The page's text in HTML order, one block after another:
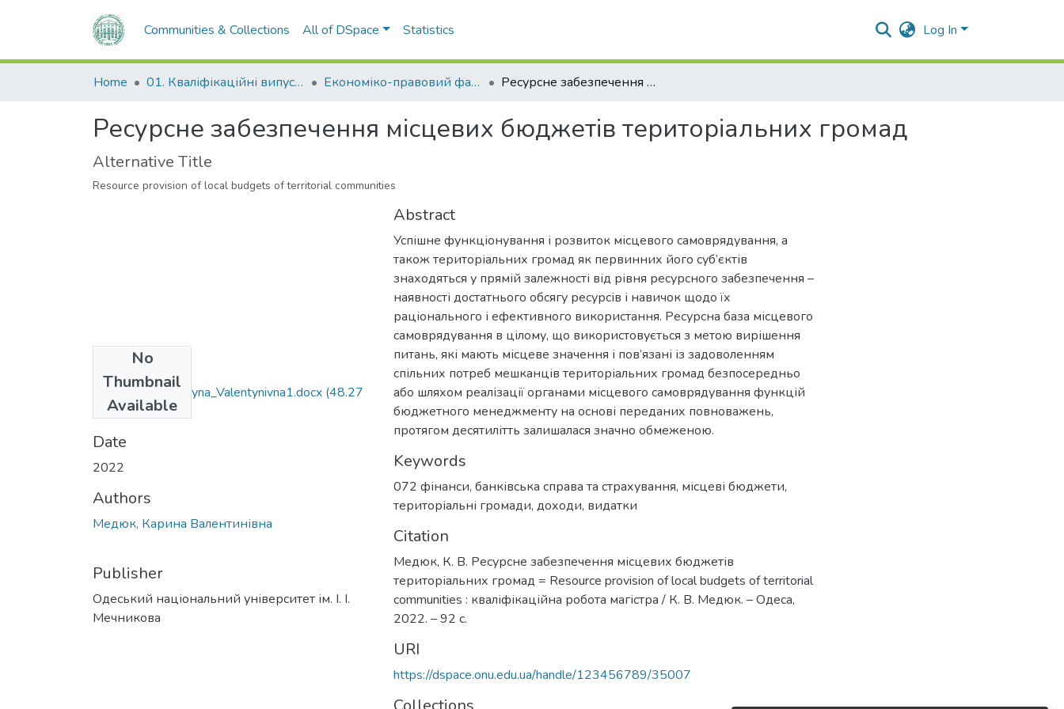
Communities & Collections All of DSpace Statistics Log In
Home 01. Кваліфікаційні випускні роботи здобувачів вищої освіти Економіко-правовий факультет Ресурсне забезпечення місцевих бюджетів територіальних громад
Ресурсне забезпечення місцевих бюджетів територіальних громад
Alternative Title
Resource provision of local budgets of territorial communities
No
Thumbnail
Available
072_Medyuk_Karyna_Valentynivna1.docx (48.27
KB)
Date
2022
Authors
Медюк, Карина Валентинівна
Publisher
Одеський національний університет ім. І. І.
Мечникова
Abstract
Успішне функціонування і розвиток місцевого самоврядування, а
також територіальних громад як первинних його суб’єктів
знаходяться у прямій залежності від рівня ресурсного забезпечення –
наявності достатнього обсягу ресурсів і навичок щодо їх
раціонального і ефективного використання. Ресурсна база місцевого
самоврядування в цілому, що використовується з метою вирішення
питань, які мають місцеве значення і пов’язані із задоволенням
спільних потреб мешканців територіальних громад безпосередньо
або шляхом реалізації органами місцевого самоврядування функцій
бюджетного менеджменту на основі переданих повноважень,
протягом десятилітть залишалася значно обмеженою.
Keywords
072 фінанси, банківська справа та страхування, місцеві бюджети,
територіальні громади, доходи, видатки
Citation
Медюк, К. В. Ресурсне забезпечення місцевих бюджетів
територіальних громад = Resource provision of local budgets of territorial
communities : кваліфікаційна робота магістра / К. В. Медюк. – Одеса,
2022. – 92 с.
URI
https://dspace.onu.edu.ua/handle/123456789/35007